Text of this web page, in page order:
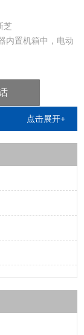
芝
内置机箱中，电动
点击展开+